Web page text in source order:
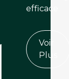
efficace
Voir
Plus